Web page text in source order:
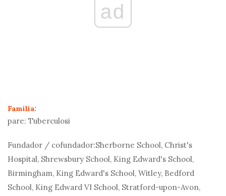
ad
Família:
pare: Tuberculosi
Fundador / cofundador:Sherborne School, Christ's
Hospital, Shrewsbury School, King Edward's School,
Birmingham, King Edward's School, Witley, Bedford
School, King Edward VI School, Stratford-upon-Avon,